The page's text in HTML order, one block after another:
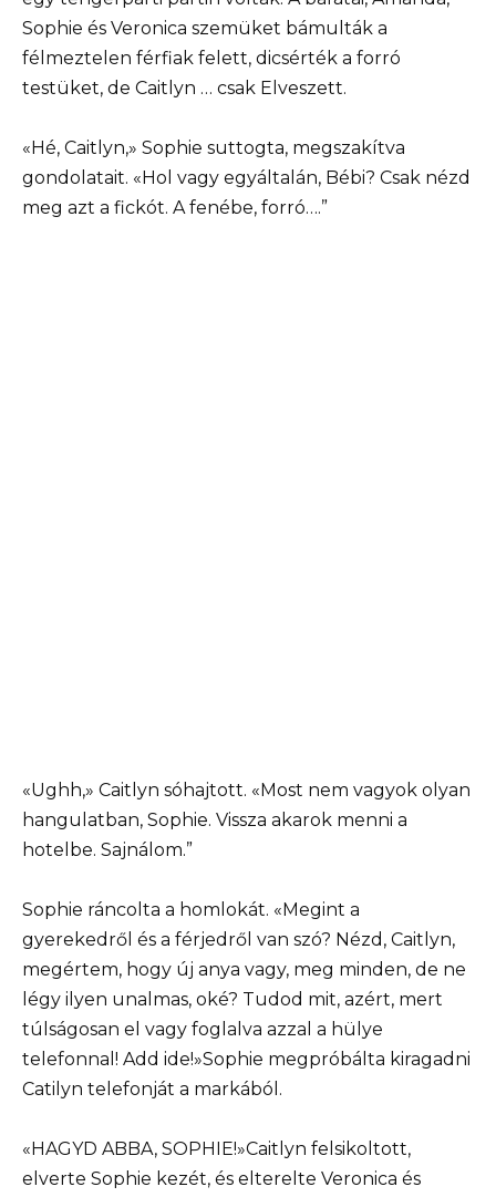
Sophie és Veronica szemüket bámulták a
félmeztelen férfiak felett, dicsérték a forró
testüket, de Caitlyn … csak Elveszett.
«Hé, Caitlyn,» Sophie suttogta, megszakítva
gondolatait. «Hol vagy egyáltalán, Bébi? Csak nézd
meg azt a fickót. A fenébe, forró….”
«Ughh,» Caitlyn sóhajtott. «Most nem vagyok olyan
hangulatban, Sophie. Vissza akarok menni a
hotelbe. Sajnálom.”
Sophie ráncolta a homlokát. «Megint a
gyerekedről és a férjedről van szó? Nézd, Caitlyn,
megértem, hogy új anya vagy, meg minden, de ne
légy ilyen unalmas, oké? Tudod mit, azért, mert
túlságosan el vagy foglalva azzal a hülye
telefonnal! Add ide!»Sophie megpróbálta kiragadni
Catilyn telefonját a markából.
«HAGYD ABBA, SOPHIE!»Caitlyn felsikoltott,
elverte Sophie kezét, és elterelte Veronica és